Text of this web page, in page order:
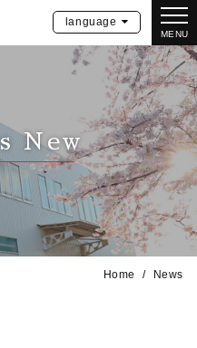
MENU
language
New
Home News